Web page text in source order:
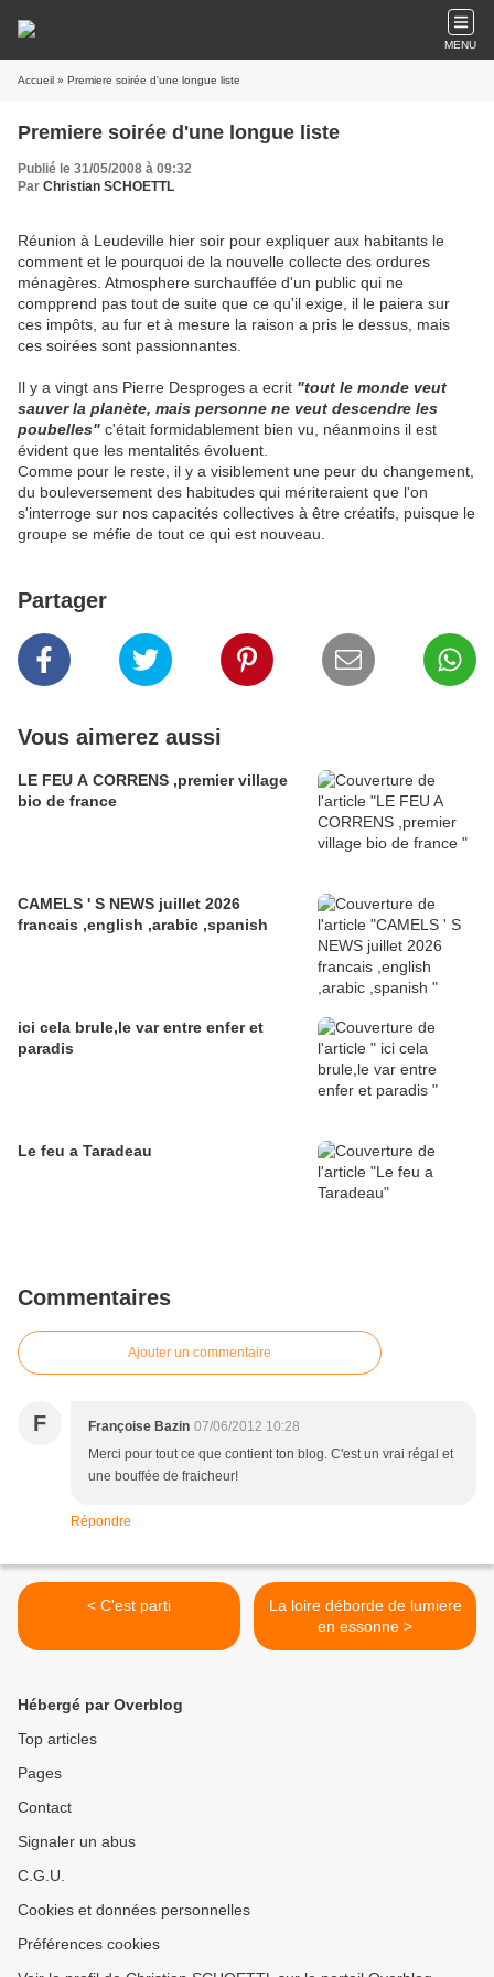
MENU
Accueil » Premiere soirée d'une longue liste
Premiere soirée d'une longue liste
Publié le 31/05/2008 à 09:32
Par Christian SCHOETTL
Réunion à Leudeville hier soir pour expliquer aux habitants le
comment et le pourquoi de la nouvelle collecte des ordures
ménagères. Atmosphere surchauffée d'un public qui ne
compprend pas tout de suite que ce qu'il exige, il le paiera sur
ces impôts, au fur et à mesure la raison a pris le dessus, mais
ces soirées sont passionnantes.
Il y a vingt ans Pierre Desproges a ecrit "tout le monde veut
sauver la planète, mais personne ne veut descendre les
poubelles" c'était formidablement bien vu, néanmoins il est
évident que les mentalités évoluent.
Comme pour le reste, il y a visiblement une peur du changement,
du bouleversement des habitudes qui mériteraient que l'on
s'interroge sur nos capacités collectives à être créatifs, puisque le
groupe se méfie de tout ce qui est nouveau.
Partager
Vous aimerez aussi
LE FEU A CORRENS ,premier village
bio de france
CAMELS ' S NEWS juillet 2026
francais ,english ,arabic ,spanish
ici cela brule,le var entre enfer et
paradis
Le feu a Taradeau
Commentaires
Ajouter un commentaire
F Françoise Bazin 07/06/2012 10:28
Merci pour tout ce que contient ton blog. C'est un vrai régal et
une bouffée de fraicheur!
Répondre
< C'est parti
La loire déborde de lumiere
en essonne >
Hébergé par Overblog
Top articles
Pages
Contact
Signaler un abus
C.G.U.
Cookies et données personnelles
Préférences cookies